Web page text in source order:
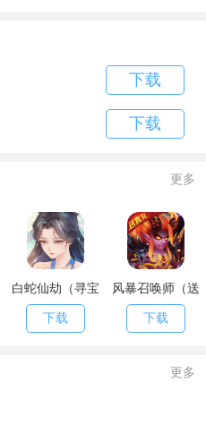
下载
下载
更多
白蛇仙劫（寻宝
无限真充）
下载
风暴召唤师（送
无限真充）
下载
更多